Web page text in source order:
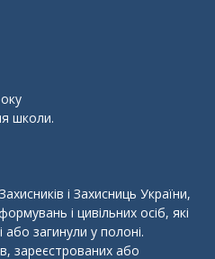
школи.
і Захисниць України,
і цивільних осіб, які
або загинули у полоні.
зареєстрованих або